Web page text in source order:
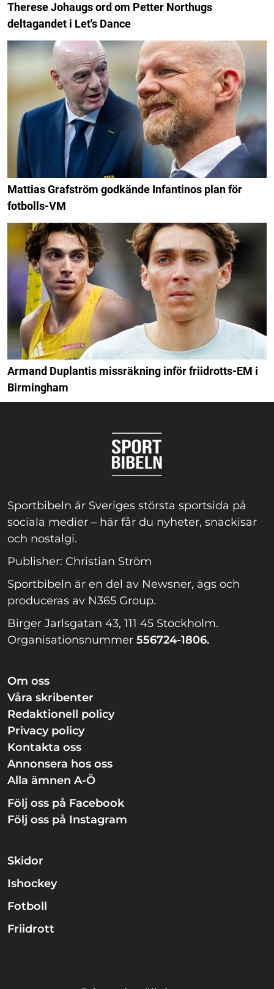
Therese Johaugs ord om Petter Northugs
deltagandet i Let's Dance
Mattias Grafström godkände Infantinos plan för
fotbolls-VM
Armand Duplantis missräkning inför friidrotts-EM i
Birmingham
Sportbibeln är Sveriges största sportsida på
sociala medier – här får du nyheter, snackisar
och nostalgi.
Publisher: Christian Ström
Sportbibeln är en del av Newsner, ägs och
produceras av N365 Group.
Birger Jarlsgatan 43, 111 45 Stockholm.
Organisationsnummer 556724-1806.
Om oss
Våra skribenter
Redaktionell policy
Privacy policy
Kontakta oss
Annonsera hos oss
Alla ämnen A-Ö
Följ oss på Facebook
Följ oss på Instagram
Skidor
Ishockey
Fotboll
Friidrott